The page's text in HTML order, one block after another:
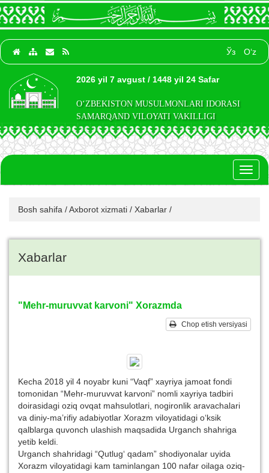
Ўз O‘z
2026 yil 7 avgust / 1448 yil 24 Safar
O‘ZBEKISTON MUSULMONLARI IDORASI
SAMARQAND VILOYATI VAKILLIGI
Bosh sahifa /Axborot xizmati / Xabarlar /
Xabarlar
"Mehr-muruvvat karvoni" Xorazmda
Chop etish versiyasi
Kecha 2018 yil 4 noyabr kuni “Vaqf” xayriya jamoat fondi
tomonidan “Mehr-muruvvat karvoni” nomli xayriya tadbiri
doirasidagi oziq ovqat mahsulotlari, nogironlik aravachalari
va diniy-ma’rifiy adabiyotlar Xorazm viloyatidagi o‘ksik
qalblarga quvonch ulashish maqsadida Urganch shahriga
yetib keldi.
Urganch shahridagi “Qutlug‘ qadam” shodiyonalar uyida
Xorazm viloyatidagi kam taminlangan 100 nafar oilaga oziq-